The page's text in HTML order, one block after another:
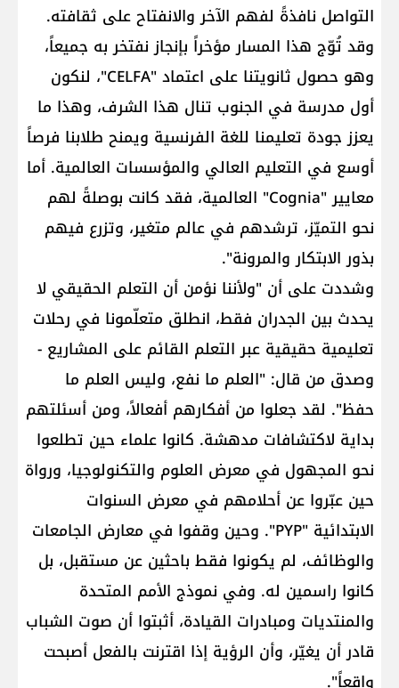
التواصل نافذةً لفهم الآخر والانفتاح على ثقافته.
وقد تُوّج هذا المسار مؤخراً بإنجاز نفتخر به جميعاً،
وهو حصول ثانويتنا على اعتماد "CELFA"، لنكون
أول مدرسة في الجنوب تنال هذا الشرف، وهذا ما
يعزز جودة تعليمنا للغة الفرنسية ويمنح طلابنا فرصاً
أوسع في التعليم العالي والمؤسسات العالمية. أما
معايير "Cognia" العالمية، فقد كانت بوصلةً لهم
نحو التميّز، ترشدهم في عالم متغير، وتزرع فيهم
بذور الابتكار والمرونة".
وشددت على أن "ولأننا نؤمن أن التعلم الحقيقي لا
يحدث بين الجدران فقط، انطلق متعلّمونا في رحلات
تعليمية حقيقية عبر التعلم القائم على المشاريع -
وصدق من قال: "العلم ما نفع، وليس العلم ما
حفظ". لقد جعلوا من أفكارهم أفعالاً، ومن أسئلتهم
بداية لاكتشافات مدهشة. كانوا علماء حين تطلعوا
نحو المجهول في معرض العلوم والتكنولوجيا، ورواة
حين عبّروا عن أحلامهم في معرض السنوات
الابتدائية "PYP". وحين وقفوا في معارض الجامعات
والوظائف، لم يكونوا فقط باحثين عن مستقبل، بل
كانوا راسمين له. وفي نموذج الأمم المتحدة
والمنتديات ومبادرات القيادة، أثبتوا أن صوت الشباب
قادر أن يغيّر، وأن الرؤية إذا اقترنت بالفعل أصبحت
واقعاً".